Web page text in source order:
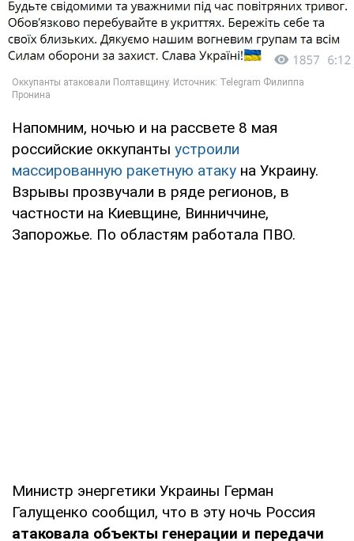
Напомним, ночью и на рассвете 8 мая
российские оккупанты устроили
массированную ракетную атаку на Украину.
Взрывы прозвучали в ряде регионов, в
частности на Киевщине, Винниччине,
Запорожье. По областям работала ПВО.
Министр энергетики Украины Герман
Галущенко сообщил, что в эту ночь Россия
атаковала объекты генерации и передачи